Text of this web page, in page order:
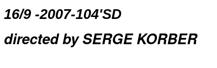
16/9 -2007-104'SD
directed by SERGE KORBER